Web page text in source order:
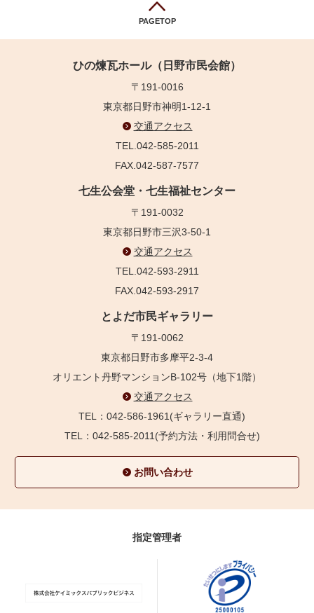
PAGETOP
ひの煉瓦ホール（日野市民会館）
〒191-0016
東京都日野市神明1-12-1
交通アクセス
TEL.042-585-2011
FAX.042-587-7577
七生公会堂・七生福祉センター
〒191-0032
東京都日野市三沢3-50-1
交通アクセス
TEL.042-593-2911
FAX.042-593-2917
とよだ市民ギャラリー
〒191-0062
東京都日野市多摩平2-3-4
オリエント丹野マンションB-102号（地下1階）
交通アクセス
TEL：042-586-1961(ギャラリー直通)
TEL：042-585-2011(予約方法・利用問合せ)
お問い合わせ
指定管理者